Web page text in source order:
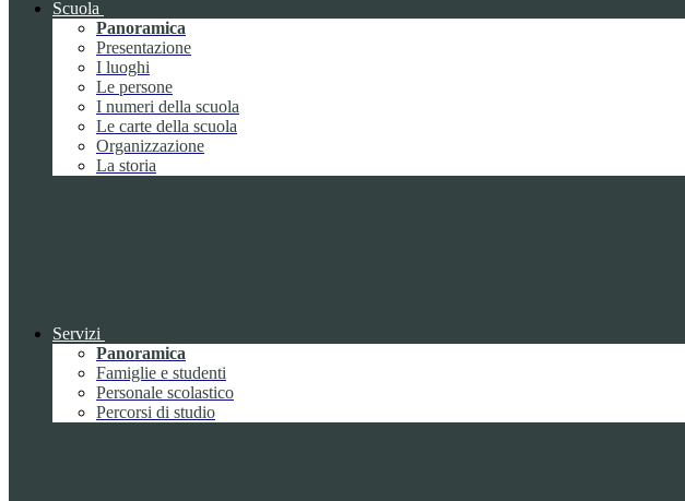
Scuola
Panoramica
Presentazione
I luoghi
Le persone
I numeri della scuola
Le carte della scuola
Organizzazione
La storia
Servizi
Panoramica
Famiglie e studenti
Personale scolastico
Percorsi di studio